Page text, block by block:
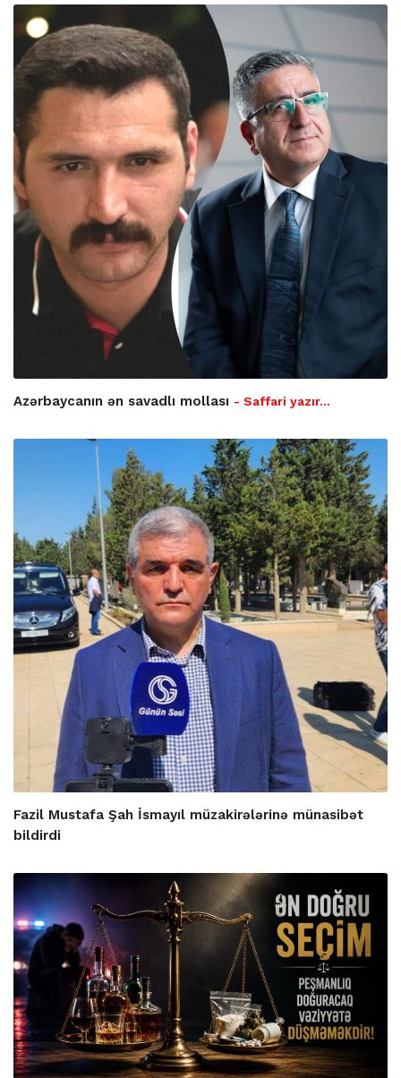
Azərbaycanın ən savadlı mollası - Saffari yazır…
Fazil Mustafa Şah İsmayıl müzakirələrinə münasibət
bildirdi